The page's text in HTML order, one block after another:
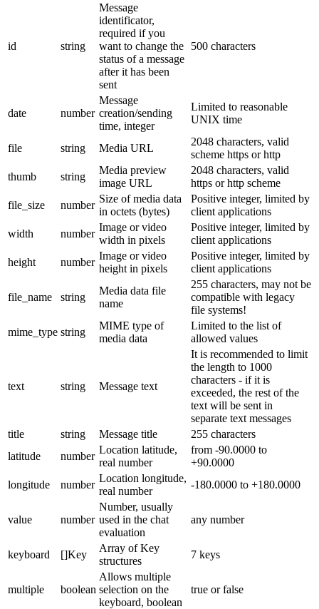
id string
Message
identificator,
required if you
want to change the
status of a message
after it has been
sent
500 characters
date number
Message
creation/sending
time, integer
Limited to reasonable
UNIX time
file string Media URL
2048 characters, valid
scheme https or http
thumb
string
Media preview
image URL
2048 characters, valid
https or http scheme
file_size
number
Size of media data
in octets (bytes)
Positive integer, limited by
client applications
width
number
Image or video
width in pixels
Positive integer, limited by
client applications
height
number
Image or video
height in pixels
Positive integer, limited by
client applications
file_name string
Media data file
name
255 characters, may not be
compatible with legacy
file systems!
mime_type string
MIME type of
media data
Limited to the list of
allowed values
text string Message text
It is recommended to limit
the length to 1000
characters - if it is
exceeded, the rest of the
text will be sent in
separate text messages
title
string Message title
255 characters
latitude
number
Location latitude,
real number
from -90.0000 to
+90.0000
longitude
number
Location longitude,
real number
-180.0000 to +180.0000
value number
Number, usually
used in the chat
evaluation
any number
keyboard []Key
Array of Key
structures
7 keys
multiple boolean
Allows multiple
selection on the
keyboard, boolean
true or false